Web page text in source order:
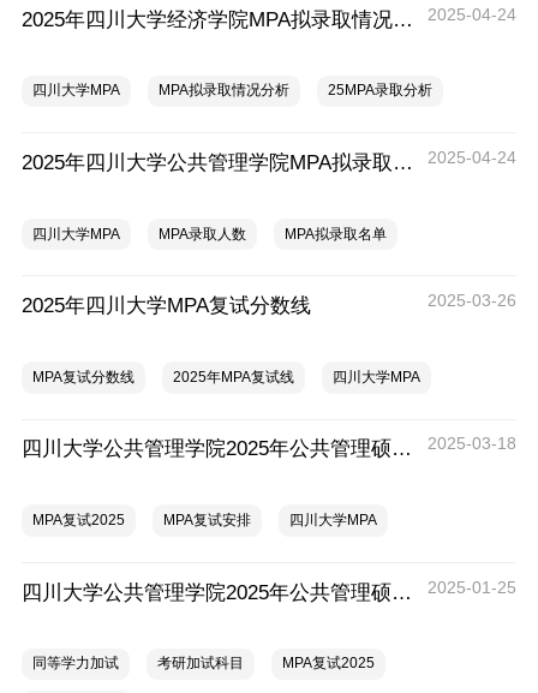
2025年四川大学经济学院MPA拟录取情况分析 2025-04-24
四川大学MPA MPA拟录取情况分析 25MPA录取分析
2025年四川大学公共管理学院MPA拟录取情况分析 2025-04-24
四川大学MPA MPA录取人数 MPA拟录取名单
2025年四川大学MPA复试分数线 2025-03-26
MPA复试分数线 2025年MPA复试线 四川大学MPA
四川大学公共管理学院2025年公共管理硕士（MPA）招生复试通知 2025-03-18
MPA复试2025 MPA复试安排 四川大学MPA
四川大学公共管理学院2025年公共管理硕士（MPA）招生同等学力加试通知 2025-01-25
同等学力加试 考研加试科目 MPA复试2025